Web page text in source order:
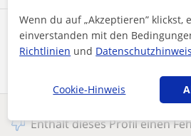
Profil teilen
Enthält dieses Profil einen
Wenn du auf „Akzeptieren” klickst,
einverstanden mit den
Richtlinien und
Cookie-Hinweis